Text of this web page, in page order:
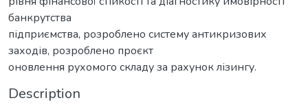
банкрутства
підприємства, розроблено систему антикризових
заходів, розроблено проєкт
оновлення рухомого складу за рахунок лізингу.
Description